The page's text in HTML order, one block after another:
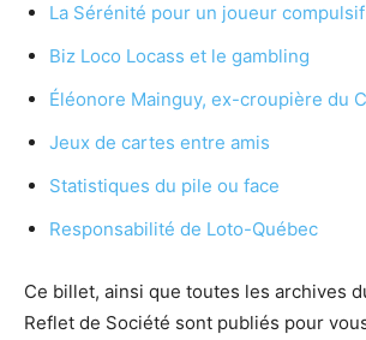
La Sérénité pour un joueur compulsif
Biz Loco Locass et le gambling
Éléonore Mainguy, ex-croupière du
Jeux de cartes entre amis
Statistiques du pile ou face
Responsabilité de Loto-Québec
Ce billet, ainsi que toutes les archives
Reflet de Société sont publiés pour